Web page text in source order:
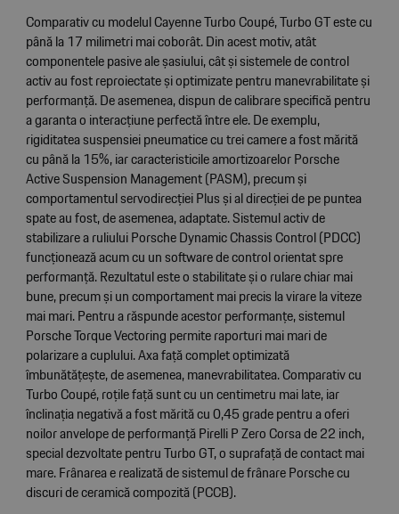
Comparativ cu modelul Cayenne Turbo Coupé, Turbo GT este cu
până la 17 milimetri mai coborât. Din acest motiv, atât
componentele pasive ale șasiului, cât și sistemele de control
activ au fost reproiectate și optimizate pentru manevrabilitate și
performanță. De asemenea, dispun de calibrare specifică pentru
a garanta o interacțiune perfectă între ele. De exemplu,
rigiditatea suspensiei pneumatice cu trei camere a fost mărită
cu până la 15%, iar caracteristicile amortizoarelor Porsche
Active Suspension Management (PASM), precum și
comportamentul servodirecției Plus și al direcției de pe puntea
spate au fost, de asemenea, adaptate. Sistemul activ de
stabilizare a ruliului Porsche Dynamic Chassis Control (PDCC)
funcționează acum cu un software de control orientat spre
performanță. Rezultatul este o stabilitate și o rulare chiar mai
bune, precum și un comportament mai precis la virare la viteze
mai mari. Pentru a răspunde acestor performanțe, sistemul
Porsche Torque Vectoring permite raporturi mai mari de
polarizare a cuplului. Axa față complet optimizată
îmbunătățește, de asemenea, manevrabilitatea. Comparativ cu
Turbo Coupé, roțile față sunt cu un centimetru mai late, iar
înclinația negativă a fost mărită cu 0,45 grade pentru a oferi
noilor anvelope de performanță Pirelli P Zero Corsa de 22 inch,
special dezvoltate pentru Turbo GT, o suprafață de contact mai
mare. Frânarea e realizată de sistemul de frânare Porsche cu
discuri de ceramică compozită (PCCB).